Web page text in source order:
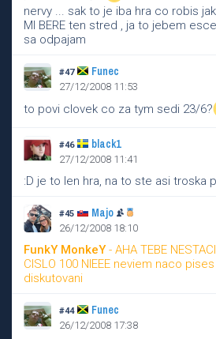
nervy ... sak to je iba hra co robis
MI BERE ten stred , ja to jebem
sa odpajam
#47 Funec
27/12/2008 11:53
to povi clovek co za tym sedi 23/6?
#46 black1
27/12/2008 11:41
:D je to len hra, na to ste asi troska
#45 Majo
26/12/2008 18:10
FunkY MonkeY- AHA TEBE
CISLO 100 NIEEE neviem naco
diskutovani
#44 Funec
26/12/2008 17:38